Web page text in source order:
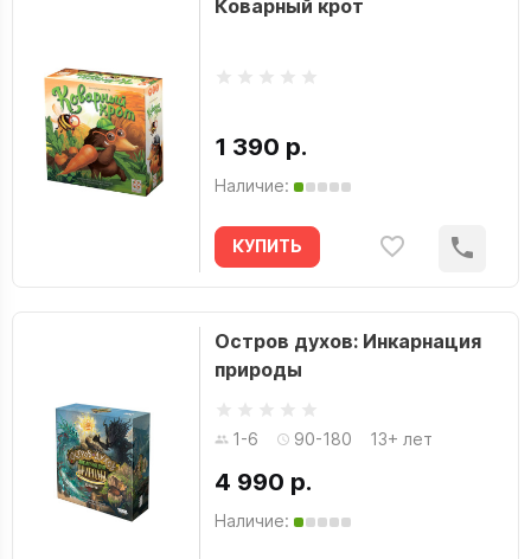
Коварный крот
1 390 р.
Наличие:
КУПИТЬ
Остров духов: Инкарнация
природы
1-6 90-180 13+ лет
4 990 р.
Наличие: